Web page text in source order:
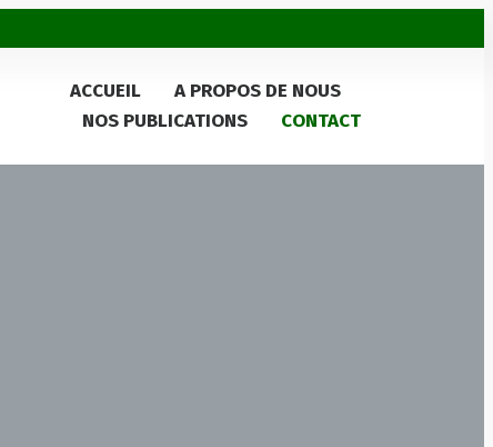
ACCUEIL
A PROPOS DE NOUS
NOS PUBLICATIONS
CONTACT